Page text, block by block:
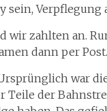
sein, Verpflegung
zahlten an.
dann per Post.
war
Teile der